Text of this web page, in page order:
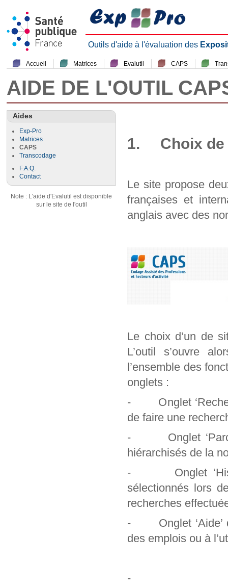
Outils d'aide à l'évaluation des
Accueil Matrices Evalutil CAPS
AIDE DE L'OUTIL
Aides
Exp-Pro
Matrices
CAPS
Transcodage
F.A.Q.
Contact
Note : L'aide d'Evalutil est disponible
sur le site de l'outil
1. Choix de
Le site propose
françaises et
anglais avec des
Le choix d’un de
L’outil s’ouvre
l’ensemble des
onglets :
- Onglet
de faire une
- Onglet
hiérarchisés de la
- Onglet
sélectionnés lors
recherches
- Onglet ‘Aide’
des emplois ou à
-